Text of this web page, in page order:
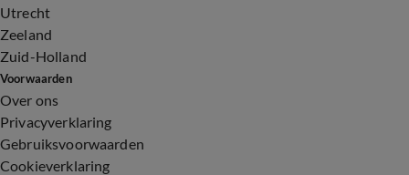
Utrecht
Zeeland
Zuid-Holland
Voorwaarden
Over ons
Privacyverklaring
Gebruiksvoorwaarden
Cookieverklaring